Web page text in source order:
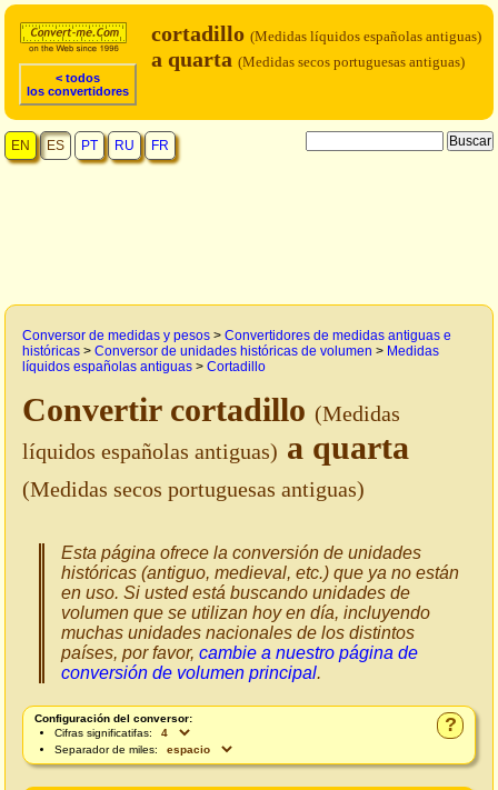
< todos
los convertidores
cortadillo (Medidas líquidos españolas antiguas)
a quarta (Medidas secos portuguesas antiguas)
EN ES PT RU FR
Conversor de medidas y pesos > Convertidores de medidas antiguas e
históricas > Conversor de unidades históricas de volumen > Medidas
líquidos españolas antiguas > Cortadillo
Convertir cortadillo (Medidas
líquidos españolas antiguas) a quarta
(Medidas secos portuguesas antiguas)
Esta página ofrece la conversión de unidades
históricas (antiguo, medieval, etc.) que ya no están
en uso. Si usted está buscando unidades de
volumen que se utilizan hoy en día, incluyendo
muchas unidades nacionales de los distintos
países, por favor, cambie a nuestro página de
conversión de volumen principal.
?
Configuración del conversor:
Cifras significatifas:
Separador de miles: